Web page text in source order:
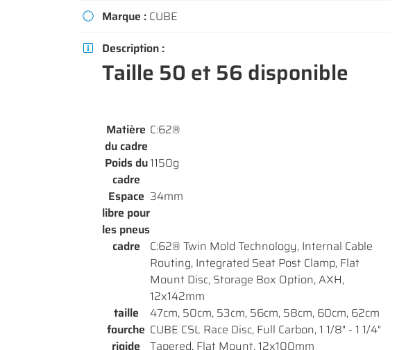
Rafraîchir le captcha
En cochant cette case, vous consentez à recevoir nos propositions commerciales à
l'adresse email indiqué ci-dessus. Vous pouvez vous désinscrire à tout moment en
le formulaire de désinscription
 Marque : CUBE
 Description :
Taille 50 et 56 disponible
Matière
du cadre
C:62®
Poids du
cadre
1150g
Espace
libre pour
les pneus
34mm
cadre
C:62® Twin Mold Technology, Internal Cable
Routing, Integrated Seat Post Clamp, Flat
Mount Disc, Storage Box Option, AXH,
12x142mm
taille
47cm, 50cm, 53cm, 56cm, 58cm, 60cm, 62cm
fourche
rigide
CUBE CSL Race Disc, Full Carbon, 1 1/8" - 1 1/4"
Tapered, Flat Mount, 12x100mm